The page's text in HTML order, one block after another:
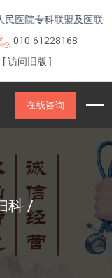
院专科联盟及医联体成
010-61228168
[ 访问旧版 ]
在线咨询
科